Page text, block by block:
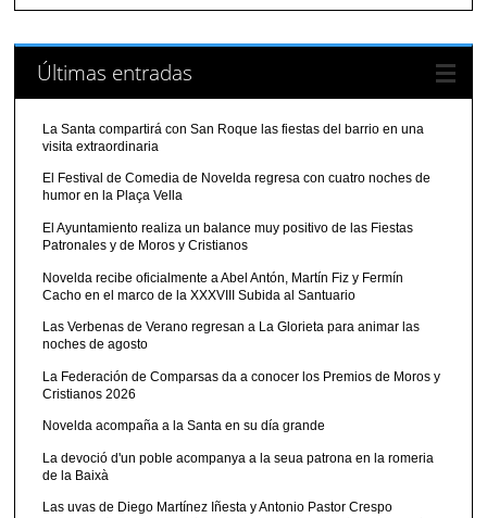
Últimas entradas
La Santa compartirá con San Roque las fiestas del barrio en una
visita extraordinaria
El Festival de Comedia de Novelda regresa con cuatro noches de
humor en la Plaça Vella
El Ayuntamiento realiza un balance muy positivo de las Fiestas
Patronales y de Moros y Cristianos
Novelda recibe oficialmente a Abel Antón, Martín Fiz y Fermín
Cacho en el marco de la XXXVIII Subida al Santuario
Las Verbenas de Verano regresan a La Glorieta para animar las
noches de agosto
La Federación de Comparsas da a conocer los Premios de Moros y
Cristianos 2026
Novelda acompaña a la Santa en su día grande
La devoció d'un poble acompanya a la seua patrona en la romeria
de la Baixà
Las uvas de Diego Martínez Iñesta y Antonio Pastor Crespo